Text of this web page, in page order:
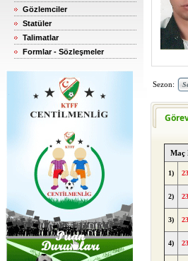
Gözlemciler
Statüler
Talimatlar
Formlar - Sözleşmeler
Sezon:
Maç
1)
2)
3)
4)